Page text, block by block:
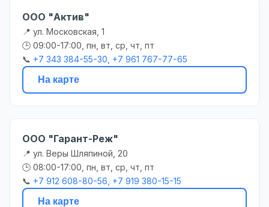
ООО "Актив"
📍 ул. Московская, 1
🕒 09:00-17:00, пн, вт, ср, чт, пт
📞 +7 343 384-55-30, +7 961 767-77-65
На карте
ООО "Гарант-Реж"
📍 ул. Веры Шляпиной, 20
🕒 08:00-17:00, пн, вт, ср, чт, пт
📞 +7 912 608-80-56, +7 919 380-15-15
На карте